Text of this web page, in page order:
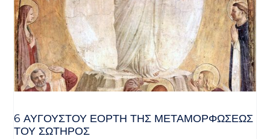
6 ΑΥΓΟΥΣΤΟΥ ΕΟΡΤΗ ΤΗΣ ΜΕΤΑΜΟΡΦΩΣΕΩΣ
ΤΟΥ ΣΩΤΗΡΟΣ